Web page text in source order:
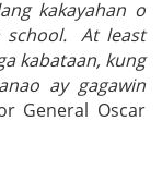
kakayahan o
school. At least
kabataan, kung
ay gagawin
General Oscar